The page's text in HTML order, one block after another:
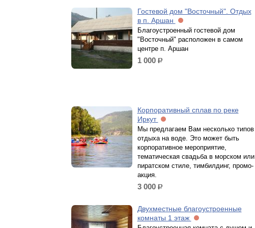
Гостевой дом "Восточный". Отдых
в п. Аршан
Благоустроенный гостевой дом
"Восточный" расположен в самом
центре п. Аршан
1 000 р.
Корпоративный сплав по реке
Иркут
Мы предлагаем Вам несколько типов
отдыха на воде. Это может быть
корпоративное мероприятие,
тематическая свадьба в морском или
пиратском стиле, тимбилдинг, промо-
акция.
3 000 р.
Двухместные благоустроенные
комнаты 1 этаж